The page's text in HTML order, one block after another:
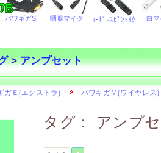
>アンプセット
タグ： アンプ